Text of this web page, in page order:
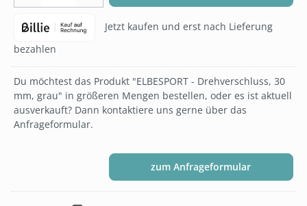
Jetzt kaufen und erst nach Lieferung
bezahlen
Du möchtest das Produkt "ELBESPORT - Drehverschluss, 30
mm, grau" in größeren Mengen bestellen, oder es ist aktuell
ausverkauft? Dann kontaktiere uns gerne über das
Anfrageformular.
zum Anfrageformular